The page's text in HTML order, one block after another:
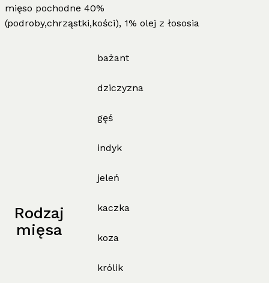
mięso pochodne 40%
(podroby,chrząstki,kości), 1% olej z łososia
Rodzaj
mięsa
bażant
dziczyzna
gęś
indyk
jeleń
kaczka
koza
królik